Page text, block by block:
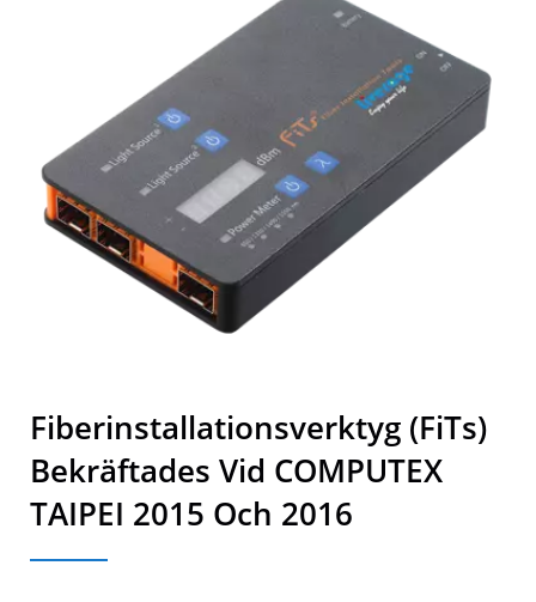
Fiberinstallationsverktyg (FiTs)
Bekräftades Vid COMPUTEX
TAIPEI 2015 Och 2016